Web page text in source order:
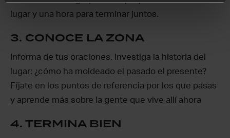
lugar y una hora para terminar juntos.
3. CONOCE LA ZONA
Informa de tus oraciones. Investiga la historia del
lugar: ¿cómo ha moldeado el pasado el presente?
Fíjate en los puntos de referencia por los que pasas
y aprende más sobre la gente que vive allí ahora
4. TERMINA BIEN